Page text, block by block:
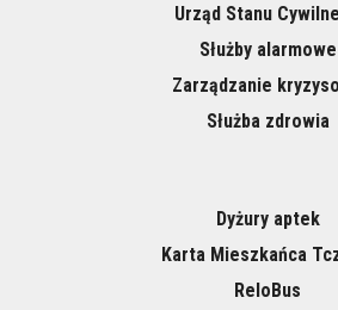
Urząd Stanu
Służby alarmowe
Zarządzanie
Służba zdrowia
Dyżury aptek
Karta Mieszkańca
ReloBus